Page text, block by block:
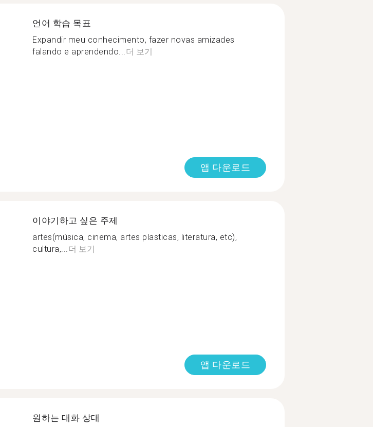
언어 학습 목표
Expandir meu conhecimento, fazer novas amizades
falando e aprendendo...더 보기
앱 다운로드
이야기하고 싶은 주제
artes(música, cinema, artes plasticas, literatura, etc),
cultura,...더 보기
앱 다운로드
원하는 대화 상대